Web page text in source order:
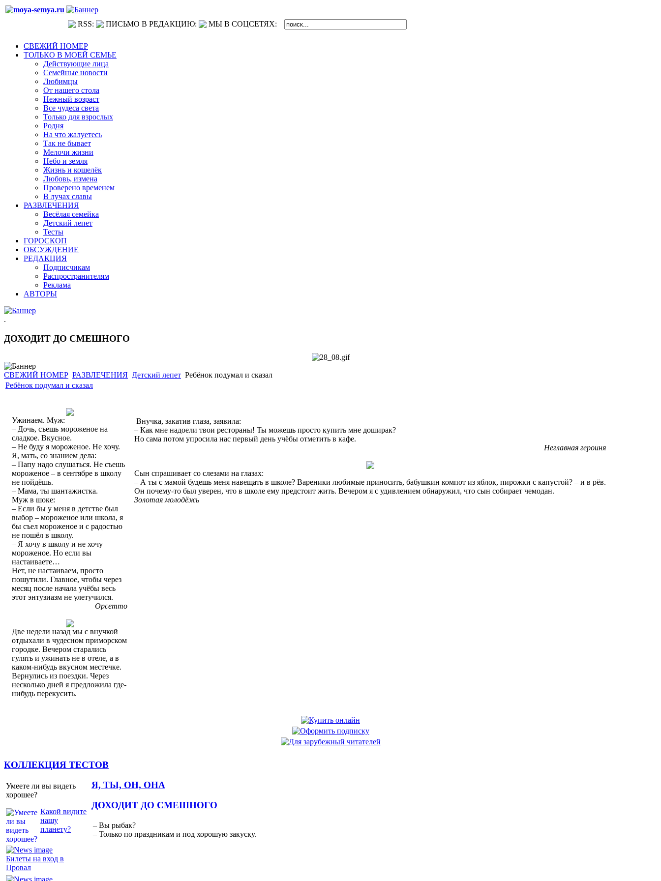
RSS: ПИСЬМО В РЕДАКЦИЮ: МЫ В СОЦСЕТЯХ:
СВЕЖИЙ НОМЕР
ТОЛЬКО В МОЕЙ СЕМЬЕ
Действующие лица
Семейные новости
Любимцы
От нашего стола
Нежный возраст
Все чудеса света
Только для взрослых
Родня
На что жалуетесь
Так не бывает
Мелочи жизни
Небо и земля
Жизнь и кошелёк
Любовь, измена
Проверено временем
В лучах славы
РАЗВЛЕЧЕНИЯ
Весёлая семейка
Детский лепет
Тесты
ГОРОСКОП
ОБСУЖДЕНИЕ
РЕДАКЦИЯ
Подписчикам
Распространителям
Реклама
АВТОРЫ
.
ДОХОДИТ ДО СМЕШНОГО
СВЕЖИЙ НОМЕР РАЗВЛЕЧЕНИЯ Детский лепет Ребёнок подумал и сказал
Ребёнок подумал и сказал
Ужинаем. Муж:
– Дочь, съешь мороженое на
сладкое. Вкусное.
– Не буду я мороженое. Не хочу.
Я, мать, со знанием дела:
– Папу надо слушаться. Не съешь
мороженое – в сентябре в школу
не пойдёшь.
– Мама, ты шантажистка.
Муж в шоке:
– Если бы у меня в детстве был
выбор – мороженое или школа, я
бы съел мороженое и с радостью
не пошёл в школу.
– Я хочу в школу и не хочу
мороженое. Но если вы
настаиваете…
Нет, не настаиваем, просто
пошутили. Главное, чтобы через
месяц после начала учёбы весь
этот энтузиазм не улетучился.
Орсетто
Две недели назад мы с внучкой
отдыхали в чудесном приморском
городке. Вечером старались
гулять и ужинать не в отеле, а в
каком-нибудь вкусном местечке.
Вернулись из поездки. Через
несколько дней я предложила где-
нибудь перекусить.
Внучка, закатив глаза, заявила:
– Как мне надоели твои рестораны! Ты можешь просто купить мне доширак?
Но сама потом упросила нас первый день учёбы отметить в кафе.
Неглавная героиня
Сын спрашивает со слезами на глазах:
– А ты с мамой будешь меня навещать в школе? Вареники любимые приносить, бабушкин компот из яблок, пирожки с капустой? – и в рёв.
Он почему-то был уверен, что в школе ему предстоит жить. Вечером я с удивлением обнаружил, что сын собирает чемодан.
Золотая молодёжь
КОЛЛЕКЦИЯ ТЕСТОВ
Умеете ли вы видеть
хорошее?
Какой видите
нашу
планету?
Я, ТЫ, ОН, ОНА
Билеты на вход в
Провал
ДОХОДИТ ДО СМЕШНОГО
– Вы рыбак?
– Только по праздникам и под хорошую закуску.